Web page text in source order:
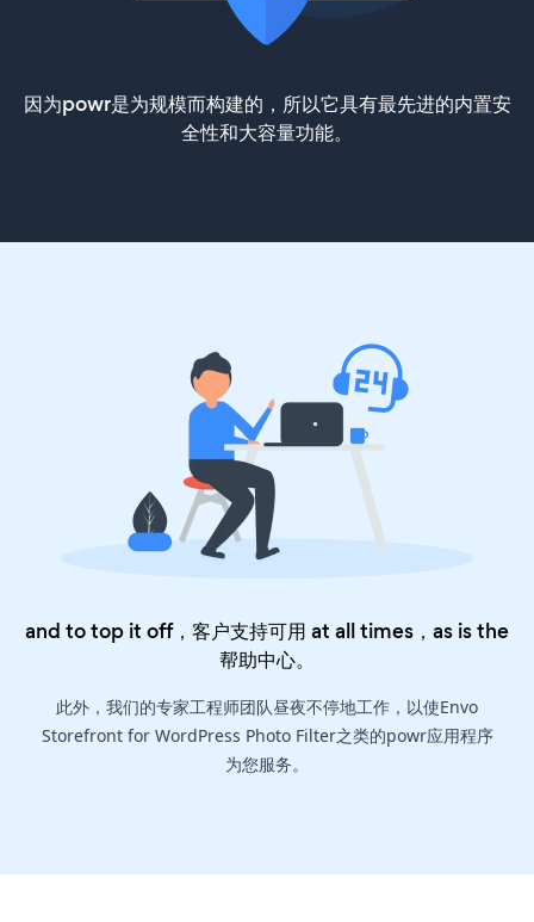
因为powr是为规模而构建的，所以它具有最先进的内置安
全性和大容量功能。
and to top it off，客户支持可用 at all times，as is the
帮助中心。
此外，我们的专家工程师团队昼夜不停地工作，以使Envo
Storefront for WordPress Photo Filter之类的powr应用程序
为您服务。